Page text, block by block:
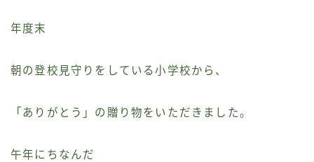
年度末
朝の登校見守りをしている小学校から、
「ありがとう」の贈り物をいただきました。
午年にちなんだ